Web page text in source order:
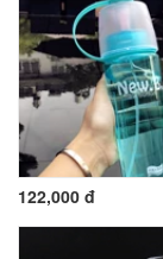
122,000 đ